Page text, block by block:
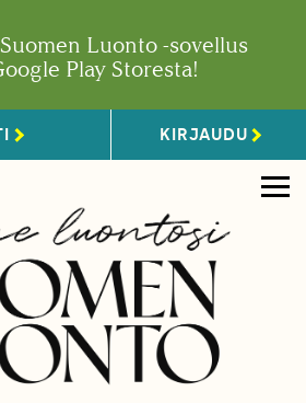
Luonto -sovellus
Play Storesta!
KIRJAUDU